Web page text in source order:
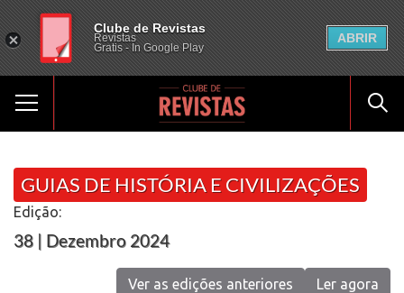
GUIAS DE HISTÓRIA E CIVILIZAÇÕES
Edição:
38 | Dezembro 2024
Ler agora
Ver as edições anteriores
Clube de Revistas
Revistas
Gratis - In Google Play
ABRIR